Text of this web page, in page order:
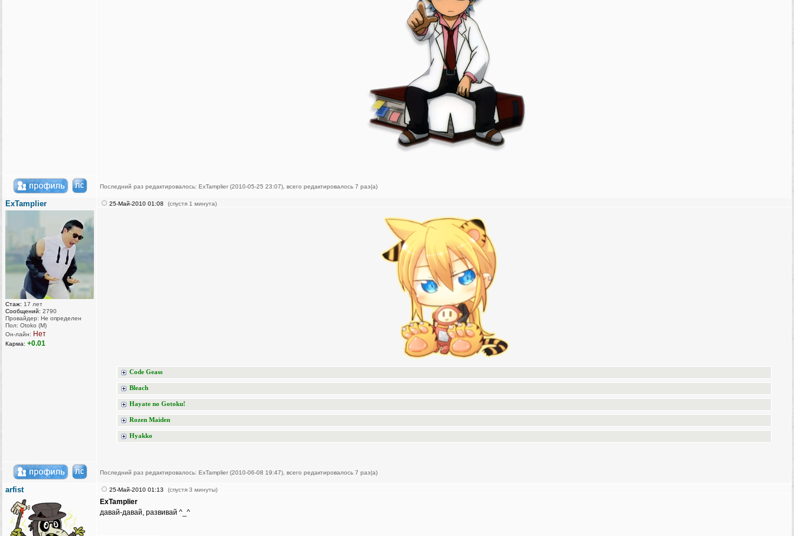
Последний раз редактировалось: ExTamplier (2010-05-25 23:07), всего редактировалось 7 раз(а)
ExTamplier
Стаж: 17 лет
Сообщений: 2790
Провайдер: Не определен
Пол: Otoko (M)
Он-лайн: Нет
Карма: +0.01
25-Май-2010 01:08 (спустя 1 минута)
Code Geass
Bleach
Hayate no Gotoku!
Rozen Maiden
Hyakko
Последний раз редактировалось: ExTamplier (2010-06-08 19:47), всего редактировалось 7 раз(а)
arfist 25-Май-2010 01:13 (спустя 3 минуты)
ExTamplier
давай-давай, развивай ^_^